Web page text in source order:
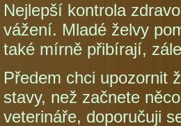
Nejlepší kontrola
vážení. Mladé želvy
také mírně přibírají,
Předem chci upozornit
stavy, než začnete
veterináře, doporučuji